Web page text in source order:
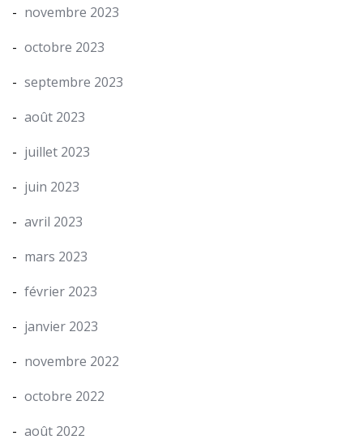
novembre 2023
octobre 2023
septembre 2023
août 2023
juillet 2023
juin 2023
avril 2023
mars 2023
février 2023
janvier 2023
novembre 2022
octobre 2022
août 2022